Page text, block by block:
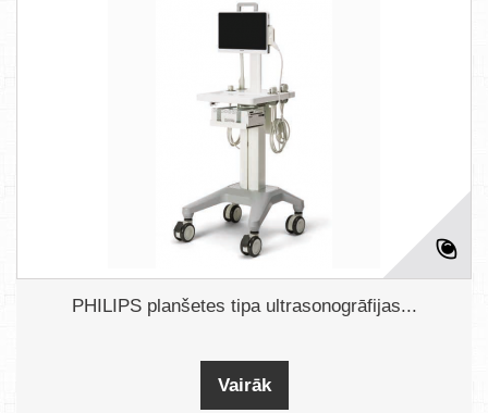
PHILIPS planšetes tipa ultrasonogrāfijas...
Vairāk